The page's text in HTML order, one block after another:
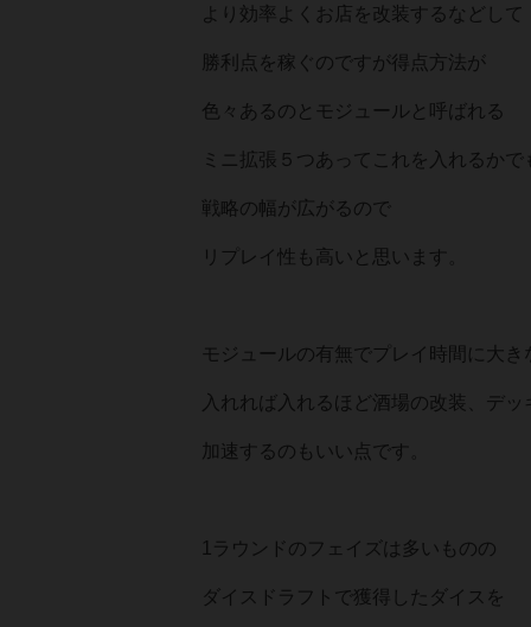
より効率よくお店を改装するなどして
勝利点を稼ぐのですが得点方法が
色々あるのとモジュールと呼ばれる
ミニ拡張５つあってこれを入れるかで
戦略の幅が広がるので
リプレイ性も高いと思います。
モジュールの有無でプレイ時間に大き
入れれば入れるほど酒場の改装、デッ
加速するのもいい点です。
1ラウンドのフェイズは多いものの
ダイスドラフトで獲得したダイスを